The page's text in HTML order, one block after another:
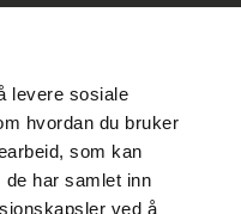
levere sosiale
hvordan du bruker
som kan
de har samlet inn
ved å